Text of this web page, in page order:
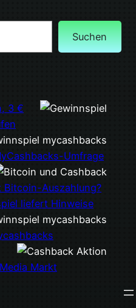
Suchen
3 €
Umfrage
Bitcoin-Auszahlung?
liefert Hinweise
Markt